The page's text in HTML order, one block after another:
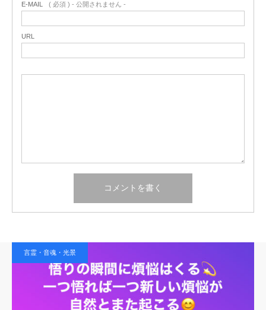
E-MAIL ( 必須 ) - 公開されません -
URL
言霊・音魂・光景